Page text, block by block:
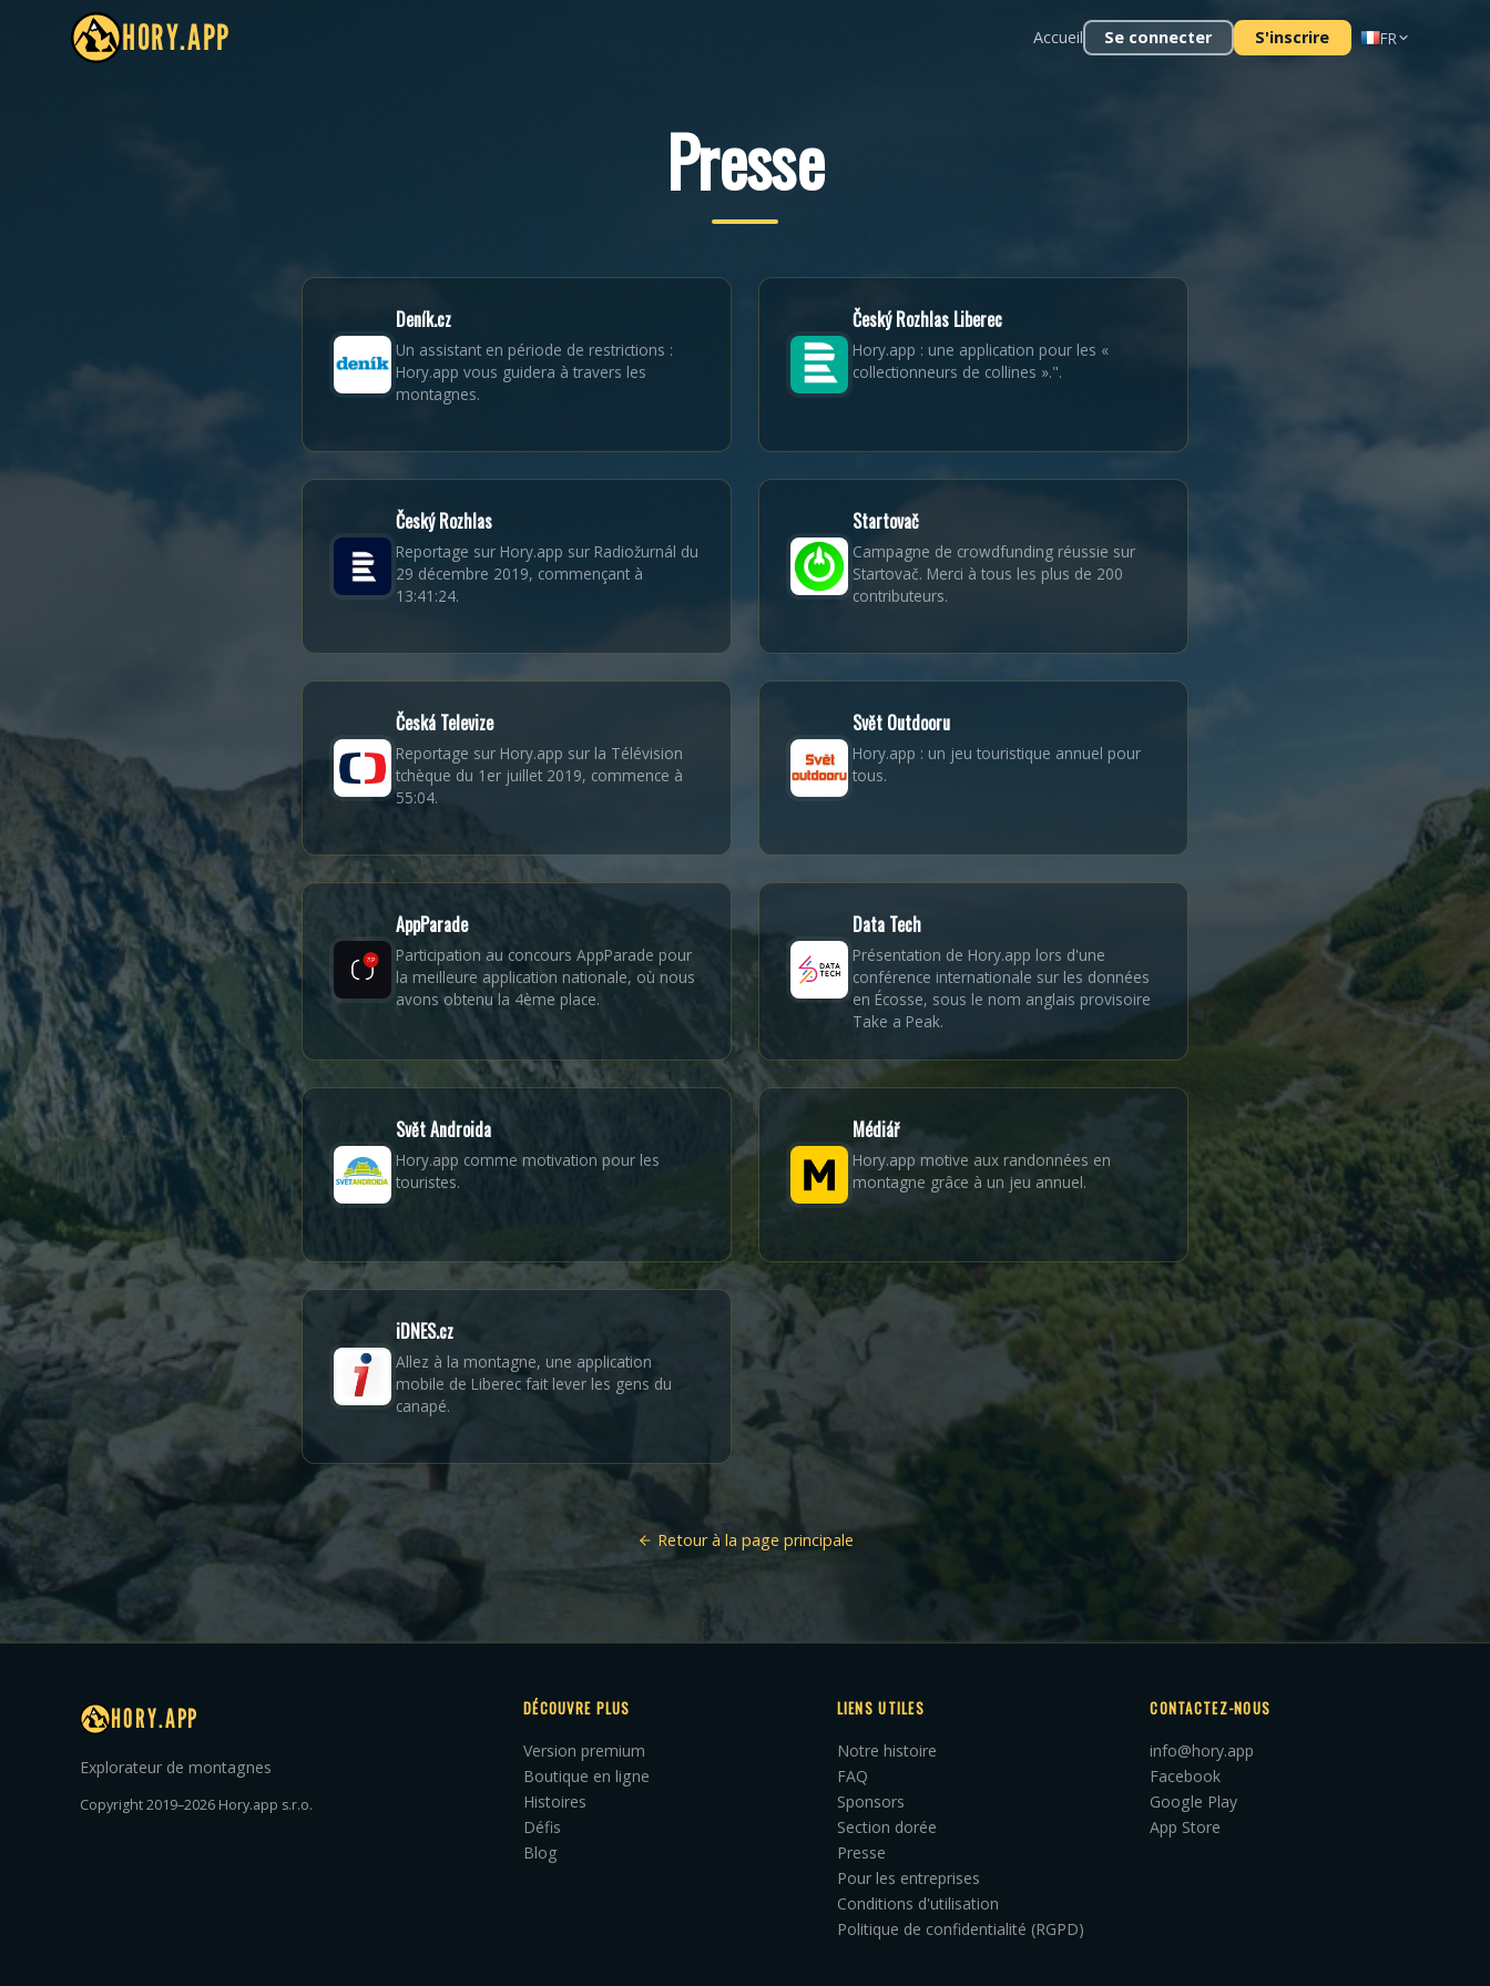
HORY.APP Accueil Se connecter S'inscrire FR
Presse
Deník.cz
Un assistant en période de restrictions :
Hory.app vous guidera à travers les
montagnes.
Český Rozhlas Liberec
Hory.app : une application pour les «
collectionneurs de collines ».".
Český Rozhlas
Reportage sur Hory.app sur Radiožurnál du
29 décembre 2019, commençant à
13:41:24.
Startovač
Campagne de crowdfunding réussie sur
Startovač. Merci à tous les plus de 200
contributeurs.
Česká Televize
Reportage sur Hory.app sur la Télévision
tchèque du 1er juillet 2019, commence à
55:04.
Svět Outdooru
Hory.app : un jeu touristique annuel pour
tous.
AppParade
Participation au concours AppParade pour
la meilleure application nationale, où nous
avons obtenu la 4ème place.
Data Tech
Présentation de Hory.app lors d'une
conférence internationale sur les données
en Écosse, sous le nom anglais provisoire
Take a Peak.
Svět Androida
Hory.app comme motivation pour les
touristes.
Médiář
Hory.app motive aux randonnées en
montagne grâce à un jeu annuel.
iDNES.cz
Allez à la montagne, une application
mobile de Liberec fait lever les gens du
canapé.
Retour à la page principale
HORY.APP
Explorateur de montagnes
Copyright 2019–2026 Hory.app s.r.o.
DÉCOUVRE PLUS
Version premium
Boutique en ligne
Histoires
Défis
Blog
LIENS UTILES
Notre histoire
FAQ
Sponsors
Section dorée
Presse
Pour les entreprises
Conditions d'utilisation
Politique de confidentialité (RGPD)
CONTACTEZ-NOUS
info@hory.app
Facebook
Google Play
App Store